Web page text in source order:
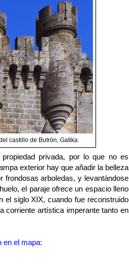
castillo de Butrón, Gatika.
privada, por lo que no es
exterior hay que añadir la belleza
frondosas arboledas, y levantándose
el paraje ofrece un espacio lleno
el siglo XIX, cuando fue reconstruido
corriente artística imperante tanto en
en el mapa: